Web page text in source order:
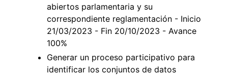
abiertos parlamentaria y su
correspondiente reglamentación - Inicio
21/03/2023 - Fin 20/10/2023 - Avance
100%
Generar un proceso participativo para
identificar los conjuntos de datos